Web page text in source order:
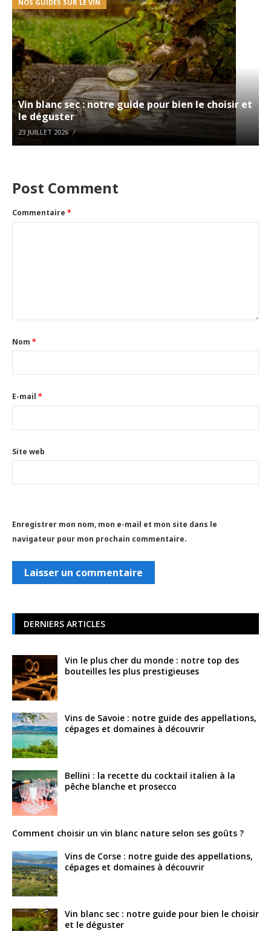
NOS GUIDES SUR LE VIN
NOS GUIDES SUR LE VIN
Vin blanc sec : notre guide pour bien le choisir et
le déguster
23 JUILLET 2026
Post Comment
Commentaire *
Nom *
E-mail *
Site web
Enregistrer mon nom, mon e-mail et mon site dans le
navigateur pour mon prochain commentaire.
DERNIERS ARTICLES
Vin le plus cher du monde : notre top des
bouteilles les plus prestigieuses
Vins de Savoie : notre guide des appellations,
cépages et domaines à découvrir
Bellini : la recette du cocktail italien à la
pêche blanche et prosecco
Comment choisir un vin blanc nature selon ses goûts ?
Vins de Corse : notre guide des appellations,
cépages et domaines à découvrir
Vin blanc sec : notre guide pour bien le choisir
et le déguster